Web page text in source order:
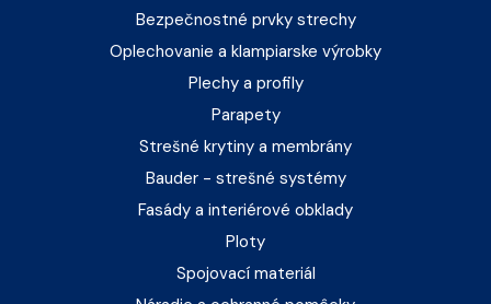
Bezpečnostné prvky strechy
Oplechovanie a klampiarske výrobky
Plechy a profily
Parapety
Strešné krytiny a membrány
Bauder - strešné systémy
Fasády a interiérové obklady
Ploty
Spojovací materiál